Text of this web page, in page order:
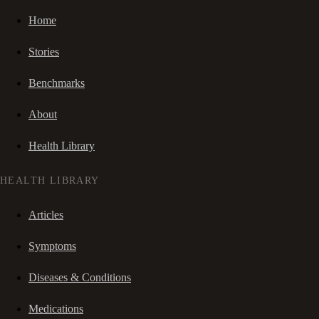
Home
Stories
Benchmarks
About
Health Library
HEALTH LIBRARY
Articles
Symptoms
Diseases & Conditions
Medications